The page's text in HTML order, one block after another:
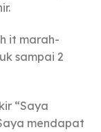
it marah-
sampai 2
“Saya
mendapat